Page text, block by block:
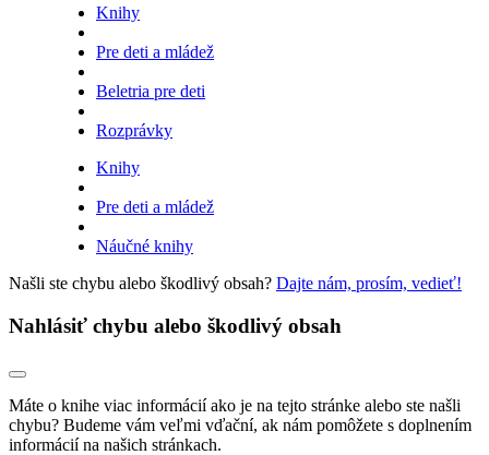
Knihy
Pre deti a mládež
Beletria pre deti
Rozprávky
Knihy
Pre deti a mládež
Náučné knihy
Našli ste chybu alebo škodlivý obsah? Dajte nám, prosím, vedieť!
Nahlásiť chybu alebo škodlivý obsah
Máte o knihe viac informácií ako je na tejto stránke alebo ste našli
chybu? Budeme vám veľmi vďační, ak nám pomôžete s doplnením
informácií na našich stránkach.